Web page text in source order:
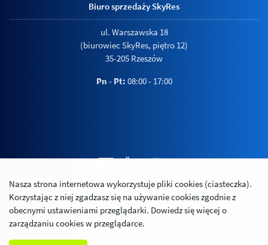
Biuro sprzedaży SkyRes
ul. Warszawska 18
(biurowiec SkyRes, piętro 12)
35-205 Rzeszów
Pn - Pt: 08:00 - 17:00
Polityka prywatności
Relacje inwestorskie
Nasza strona internetowa wykorzystuje pliki cookies (ciasteczka).
Korzystając z niej zgadzasz się na używanie cookies zgodnie z
obecnymi ustawieniami przeglądarki. Dowiedz się więcej o
zarządzaniu cookies w przeglądarce.